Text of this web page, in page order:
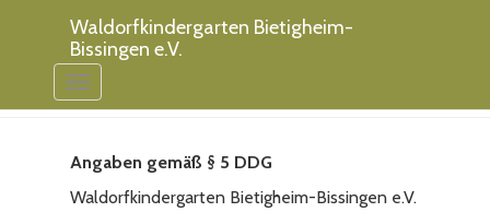
Waldorfkindergarten Bietigheim-
Bissingen e.V.
Toggle
Angaben gemäß § 5 DDG
Waldorfkindergarten Bietigheim-Bissingen e.V.